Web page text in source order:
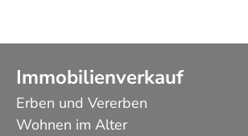
Immobilienverkauf
Erben und Vererben
Wohnen im Alter